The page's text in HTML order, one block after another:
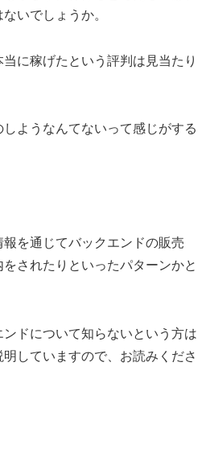
ないでしょうか。
に稼げたという評判は見当たり
ようなんてないって感じがする
を通じてバックエンドの販売
されたりといったパターンかと
ドについて知らないという方は
していますので、お読みくださ